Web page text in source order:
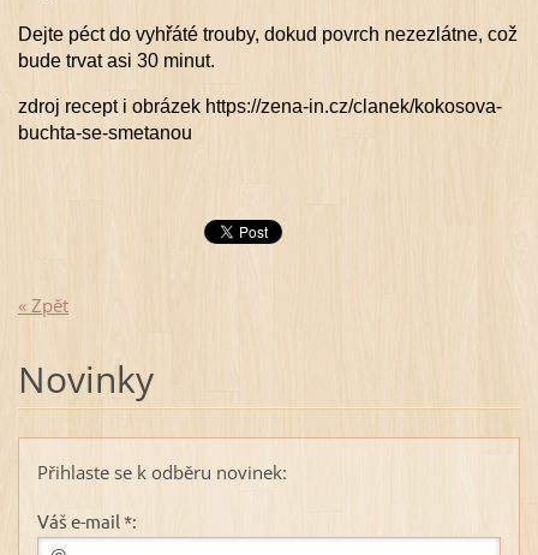
Dejte péct do vyhřáté trouby, dokud povrch nezezlátne, což
bude trvat asi 30 minut.
zdroj recept i obrázek https://zena-in.cz/clanek/kokosova-
buchta-se-smetanou
« Zpět
Novinky
Přihlaste se k odběru novinek:
Váš e-mail *: